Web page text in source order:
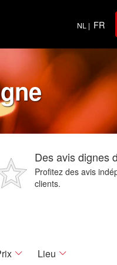
NL | FR
Des avis dignes
Profitez des avis
clients.
Lieu